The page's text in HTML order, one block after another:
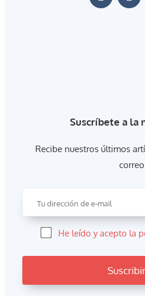
Suscríbete a la
Recibe nuestros últimos
correo
He leído y acepto la